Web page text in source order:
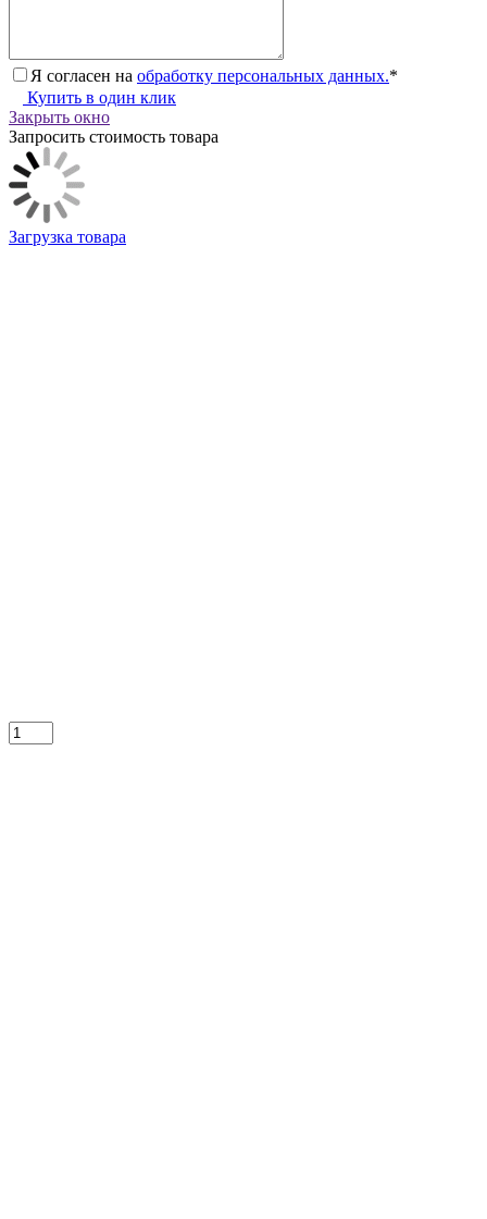
Я согласен на обработку персональных данных.*
Купить в один клик
Закрыть окно
Запросить стоимость товара
Загрузка товара